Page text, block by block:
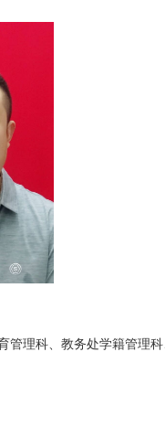
管理科、教务处学籍管理